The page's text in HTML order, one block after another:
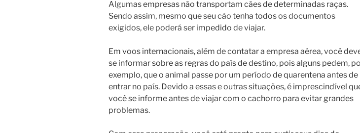
Algumas empresas não transportam cães de determinadas raças.
Sendo assim, mesmo que seu cão tenha todos os documentos
exigidos, ele poderá ser impedido de viajar.
Em voos internacionais, além de contatar a empresa aérea, você
se informar sobre as regras do país de destino, pois alguns pedem,
exemplo, que o animal passe por um período de quarentena antes de
entrar no país. Devido a essas e outras situações, é imprescindível
você se informe antes de viajar com o cachorro para evitar grandes
problemas.